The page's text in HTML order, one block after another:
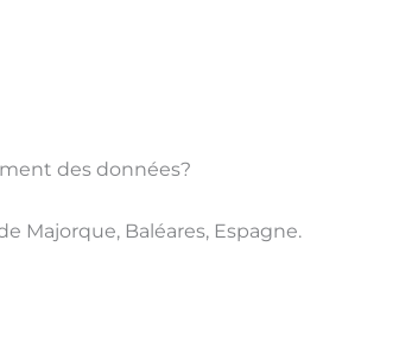
des données?
Majorque, Baléares, Espagne.